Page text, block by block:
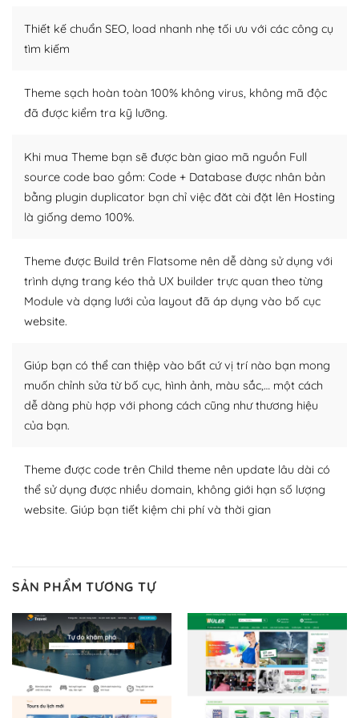
WordPress là nơi lưu trữ cho một diễn đàn cộng đồng
khổng lồ được kiểm duyệt bởi các nhân viên và những
Nếu bạn gặp khó khăn, bạn có thể lên mạng và tìm
kiếm những cộng đồng WordPress, họ sẽ giúp bạn trả
Cộng đồng sử dụng WordPress sẵn sàng hỗ trợ bạn
– Đa dạng plugin và themes
WordPress để tăng thêm các tính năng cần thiết. Có
nhiều plugin trả phí hoặc miễn phí.
Nhờ lượng người dùng đông đảo, thư viện themes và
plugin của WordPress rất phong phú. Bạn có thể thỏa
lập website của mình.
WordPress đa dạng plugin và themes
– Dễ sử dụng
Với mọi Hosting bất kỳ thì WordPress đều có thể dễ
dàng thiết lập vì thực tế nó đã cung cấp khoảng 60%
toàn bộ web.
Dễ dàng lựa chọn Hosting cho website WordPress
– Bảo mật cực tốt
Vì WordPress hiện là nền tảng xây dựng trang web và
blog lớn nhất trên thế giới, quan trọng nhất là bảo vệ
nội dung của mình khỏi các cuộc tấn công spam.
Thiết kế chuẩn SEO, load nhanh nhẹ tối ưu với các công cụ
tìm kiếm
Theme sạch hoàn toàn 100% không virus, không mã độc
đã được kiểm tra kỹ lưỡng.
Khi mua Theme bạn sẽ được bàn giao mã nguồn Full
source code bao gồm: Code + Database được nhân bản
bằng plugin duplicator bạn chỉ việc đăt cài đặt lên Hosting
là giống demo 100%.
Theme được Build trên Flatsome nên dễ dàng sử dụng với
trình dựng trang kéo thả UX builder trực quan theo từng
Module và dạng lưới của layout đã áp dụng vào bố cục
website.
Giúp bạn có thể can thiệp vào bất cứ vị trí nào bạn mong
muốn chỉnh sửa từ bố cục, hình ảnh, màu sắc,… một cách
dễ dàng phù hợp với phong cách cũng như thương hiệu
của bạn.
Theme được code trên Child theme nên update lâu dài có
thể sử dụng được nhiều domain, không giới hạn số lượng
website. Giúp bạn tiết kiệm chi phí và thời gian
SẢN PHẨM TƯƠNG TỰ